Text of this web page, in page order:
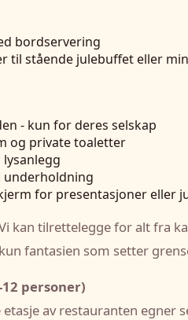
bordservering
til stående julebuffet eller
- kun for deres selskap
og private toaletter
underholdning
for presentasjoner eller
kan tilrettelegge for alt fra
fantasien som setter
personer)
av restauranten egner